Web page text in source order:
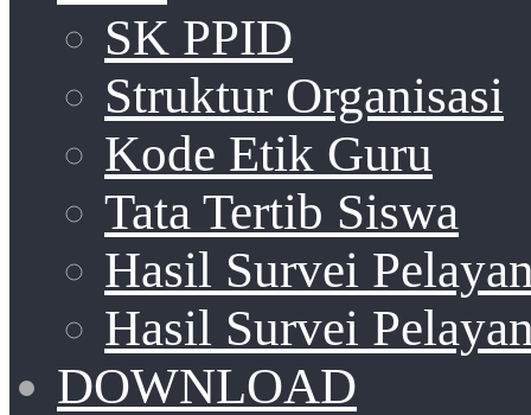
SK PPID
Struktur Organisasi
Kode Etik Guru
Tata Tertib Siswa
Hasil Survei
Hasil Survei
DOWNLOAD